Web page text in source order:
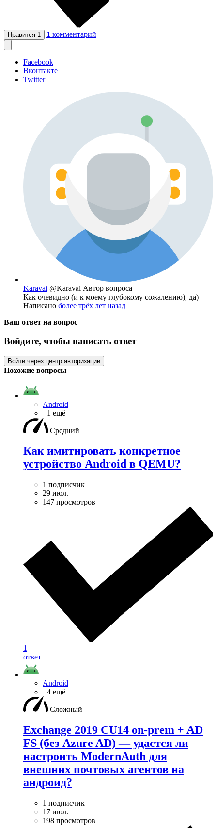
Нравится 1 1 комментарий
Facebook
Вконтакте
Twitter
Karavai @Karavai Автор вопроса
Как очевидно (и к моему глубокому сожалению), да)
Написано более трёх лет назад
Ваш ответ на вопрос
Войдите, чтобы написать ответ
Войти через центр авторизации
Похожие вопросы
Android
+1 ещё
Средний
Как имитировать конкретное
устройство Android в QEMU?
1 подписчик
29 июл.
147 просмотров
1
ответ
Android
+4 ещё
Сложный
Exchange 2019 CU14 on-prem + AD
FS (без Azure AD) — удаcтся ли
настроить ModernAuth для
внешних почтовых агентов на
андроид?
1 подписчик
17 июл.
198 просмотров